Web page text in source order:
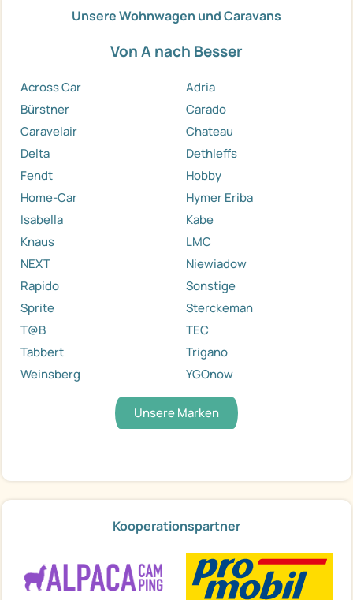
Unsere Wohnwagen und Caravans
Von A nach Besser
Across Car
Adria
Bürstner
Carado
Caravelair
Chateau
Delta
Dethleffs
Fendt
Hobby
Home-Car
Hymer Eriba
Isabella
Kabe
Knaus
LMC
NEXT
Niewiadow
Rapido
Sonstige
Sprite
Sterckeman
T@B
TEC
Tabbert
Trigano
Weinsberg
YGOnow
Unsere Marken
Kooperationspartner